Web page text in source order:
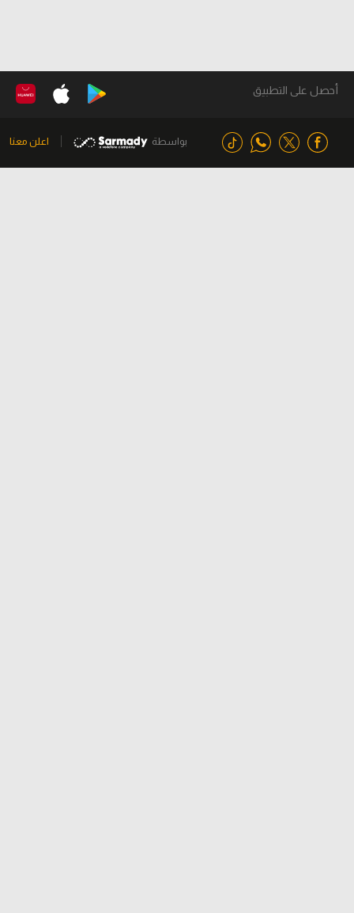
أحصل على التطبيق
بواسطة اعلن معنا